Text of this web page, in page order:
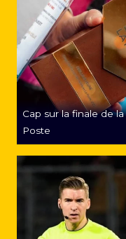
Cap sur la finale de
Poste